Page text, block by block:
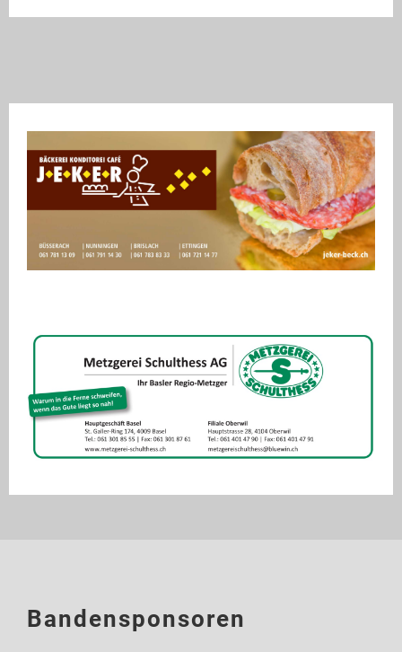
Bandensponsoren